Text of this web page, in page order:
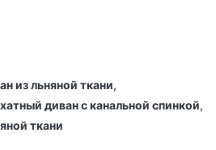
из льняной ткани,
диван с канальной спинкой,
ткани